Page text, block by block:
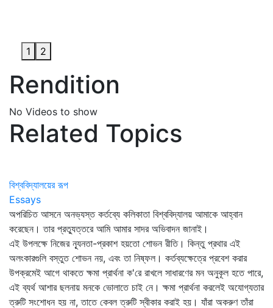
1 2
Rendition
No Videos to show
Related Topics
বিশ্ববিদ্যালয়ের রূপ
Essays
অপরিচিত আসনে অনভ্যস্ত কর্তব্যে কলিকাতা বিশ্ববিদ্যালয় আমাকে আহ্বান
করেছেন। তার প্রত্যুত্তরে আমি আমার সাদর অভিবাদন জানাই।
এই উপলক্ষে নিজের ন্যূনতা-প্রকাশ হয়তো শোভন রীতি। কিন্তু প্রথার এই
অলংকারগুলি বস্তুত শোভন নয়, এবং তা নিষ্ফল। কর্তব্যক্ষেত্রে প্রবেশ করার
উপক্রমেই আগে থাকতে ক্ষমা প্রার্থনা ক'রে রাখলে সাধারণের মন অনুকূল হতে পারে,
এই ব্যর্থ আশার ছলনায় মনকে ভোলাতে চাই নে। ক্ষমা প্রার্থনা করলেই অযোগ্যতার
ত্রুটি সংশোধন হয় না, তাতে কেবল ত্রুটি স্বীকার করাই হয়। যাঁরা অকরুণ তাঁরা